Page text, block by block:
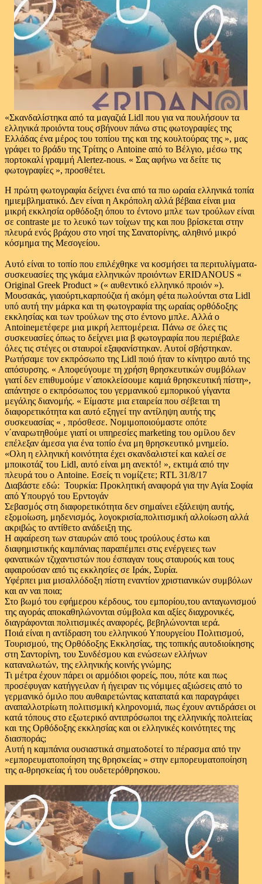
«Σκανδαλίστηκα από τα μαγαζιά Lidl που για να πουλήσουν τα
ελληνικά προιόντα τους σβήνουν πάνω στις φωτογραφίες της
Ελλάδας ένα μέρος του τοπίου της και της κουλτούρας της », μας
γράφει το βράδυ της Τρίτης ο Antoine από το Βέλγιο, μέσω της
πορτοκαλί γραμμή Alertez-nous. « Σας αφήνω να δείτε τις
φωτογραφίες », προσθέτει.
Η πρώτη φωτογραφία δείχνει ένα από τα πιο ωραία ελληνικά τοπία
ημιεμβληματικό. Δεν είναι η Ακρόπολη αλλά βέβαια είναι μια
μικρή εκκλησία ορθόδοξη όπου το έντονο μπλε των τρούλων είναι
σε contraste με το λευκό των τοίχων της και που βρίσκεται στην
πλευρά ενός βράχου στο νησί της Σανατορίνης, αληθινό μικρό
κόσμημα της Μεσογείου.
Αυτό είναι το τοπίο που επιλέχθηκε να κοσμήσει τα περιτυλίγματα-
συσκευασίες της γκάμα ελληνικών προιόντων ERIDANOUS «
Original Greek Product » (« αυθεντικό ελληνικό προιόν »).
Moυσακάς, γιαούρτι,καρπούζια ή ακόμη φέτα πωλούνται στα Lidl
υπό αυτή την μάρκα και τη φωτογραφία της ωραίας ορθόδοξης
εκκλησίας και των τρούλων της στο έντονο μπλε. Αλλά ο
Antoineμετέφερε μια μικρή λεπτομέρεια. Πάνω σε όλες τις
συσκευασίες όπως το δείχνει μια β φωτογραφία που περιέβαλε
όλες τις στέγες οι σταυροί εξαφανίστηκαν. Αυτοί σβήστηκαν.
Ρωτήσαμε τον εκπρόσωπο της Lidl ποιό ήταν το κίνητρο αυτό της
απόσυρσης. « Αποφεύγουμε τη χρήση θρησκευτικών συμβόλων
γιατί δεν επιθυμούμε ν΄αποκλείσουμε καμιά θρησκευτική πίστη»,
απάντησε ο εκπρόσωπος του γερμανικού εμπορικού γίγαντα
μεγάλης διανομής. « Είμαστε μια εταιρεία που σέβεται τη
διαφορετικότητα και αυτό εξηγεί την αντίληψη αυτής της
συσκευασίας « , πρόσθεσε. Νομιμοποιούμαστε οπότε
ν΄αναρωτηθούμε γιατί οι υπηρεσίες marketing του ομίλου δεν
επέλεξαν άμεσα για ένα τοπίο ένα μη θρησκευτικό μνημείο.
«Ολη η ελληνική κοινότητα έχει σκανδαλιστεί και καλεί σε
μποικοτάζ του Lidl, αυτό είναι μη ανεκτό! », εκτιμά από την
πλευρά του ο Antoine. Εσείς τι νομίζετε; RTL 31/8/17
Διαβάστε εδώ: Τουρκία: Προκλητική αναφορά για την Αγία Σοφία
από Υπουργό του Ερντογάν
Σεβασμός στη διαφορετικότητα δεν σημαίνει εξάλειψη αυτής,
εξομοίωση, μηδενισμός, λογοκρισία,πολιτισμική αλλοίωση αλλά
ακριβώς το αντίθετο ανάδειξη της.
Η αφαίρεση των σταυρών από τους τρούλους έστω και
διαφημιστικής καμπάνιας παραπέμπει στις ενέργειες των
φανατικών τζιχαντιστών που έσπαγαν τους σταυρούς και τους
αφαιρούσαν από τις εκκλησίες σε Ιράκ, Συρία.
Υφέρπει μια μισαλλόδοξη πίστη εναντίον χριστιανικών συμβόλων
και αν ναι ποια;
Στο βωμό του εφήμερου κέρδους, του εμπορίου,του ανταγωνισμού
της αγοράς αποκαθηλώνονται σύμβολα και αξίες διαχρονικές,
διαγράφονται πολιτισμικές αναφορές, βεβηλώνονται ιερά.
Ποιά είναι η αντίδραση του ελληνικού Υπουργείου Πολιτισμού,
Τουρισμού, της Ορθόδοξης Εκκλησίας, της τοπικής αυτοδιοίκησης
στη Σαντορίνη, του Συνδέσμου και ενώσεων ελλήνων
καταναλωτών, της ελληνικής κοινής γνώμης;
Τι μέτρα έχουν πάρει οι αρμόδιοι φορείς, που, πότε και πως
προσέφυγαν κατήγγειλαν ή ήγειραν τις νόμιμες αξιώσεις από το
γερμανικό όμιλο που αυθαιρετώντας καταπατά και παραγράφει
αναπαλλοτρίωτη πολιτισμική κληρονομιά, πως έχουν αντιδράσει οι
κατά τόπους στο εξωτερικό αντιπρόσωποι της ελληνικής πολιτείας
και της Ορθόδοξης εκκλησίας και οι ελληνικές κοινότητες της
διασποράς;
Aυτή η καμπάνια ουσιαστικά σηματοδοτεί το πέρασμα από την
»εμπορευματοποίηση της θρησκείας » στην εμπορευματοποίηση
της α-θρησκείας ή του ουδετερόθρησκου.